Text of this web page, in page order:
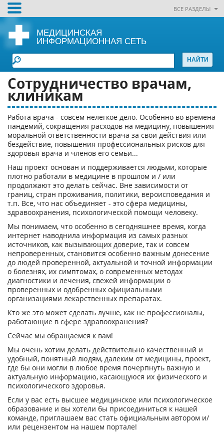
ВСЕ РАЗДЕЛЫ
МЕДИЦИНСКАЯ
ИНФОРМАЦИОННАЯ СЕТЬ
Сотрудничество врачам,
клиникам
Работа врача - совсем нелегкое дело. Особенно во времена
пандемий, сокращения расходов на медицину, повышения
моральной ответственности врача за свои действия или
бездействие, повышения профессиональных рисков для
здоровья врача и членов его семьи...
Наш проект основан и поддерживается людьми, которые
плотно работали в медицине в прошлом и / или
продолжают это делать сейчас. Вне зависимости от
границ, стран проживания, политики, вероисповедания и
т.п. Все, что нас объединяет - это сфера медицины,
здравоохранения, психологической помощи человеку.
Мы понимаем, что особенно в сегодняшнее время, когда
интернет наводнила информация из самых разных
источников, как вызывающих доверие, так и совсем
непроверенных, становится особенно важным донесение
до людей проверенной, актуальной и точной информации
о болезнях, их симптомах, о современных методах
диагностики и лечения, свежей информации о
проверенных и одобренных официальными
организациями лекарственных препаратах.
Кто же это может сделать лучше, как не профессионалы,
работающие в сфере здравоохранения?
Сейчас мы обращаемся к вам!
Мы очень хотим делать действительно качественный и
удобный, понятный людям, далеким от медицины, проект,
где бы они могли в любое время почерпнуть важную и
актуальную информацию, касающуюся их физического и
психологического здоровья.
Если у вас есть высшее медицинское или психологическое
образование и вы хотели бы присоединиться к нашей
команде, приглашаем вас стать официальным автором и/
или рецензентом на нашем портале!